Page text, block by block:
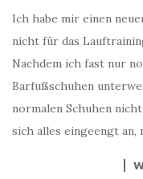
Ich habe mir einen
nicht für das
Nachdem ich fast nur
Barfußschuhen
normalen Schuhen
sich alles eingeengt